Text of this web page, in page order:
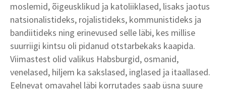
moslemid, õigeusklikud ja katoliiklased, lisaks jaotus
natsionalistideks, rojalistideks, kommunistideks ja
bandiitideks ning erinevused selle läbi, kes millise
suurriigi kintsu oli pidanud otstarbekaks kaapida.
Viimastest olid valikus Habsburgid, osmanid,
venelased, hiljem ka sakslased, inglased ja itaallased.
Eelnevat omavahel läbi korrutades saab üsna suure